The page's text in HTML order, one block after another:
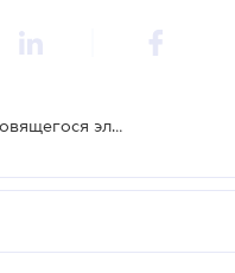
Стали известны особенности готовящегося электронного учета древесины